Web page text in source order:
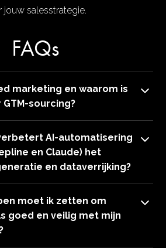
salesstrategie.
FAQs
marketing en waarom is
sourcing?
signals zoals hires, funding of
leads te prioriteren en timing
zoeken.
AI-automatisering
en Claude) het
en dataverrijking?
bedrijfsinfo en recente
data automatisch; resultaat is
moet ik zetten om
goed en veilig met mijn